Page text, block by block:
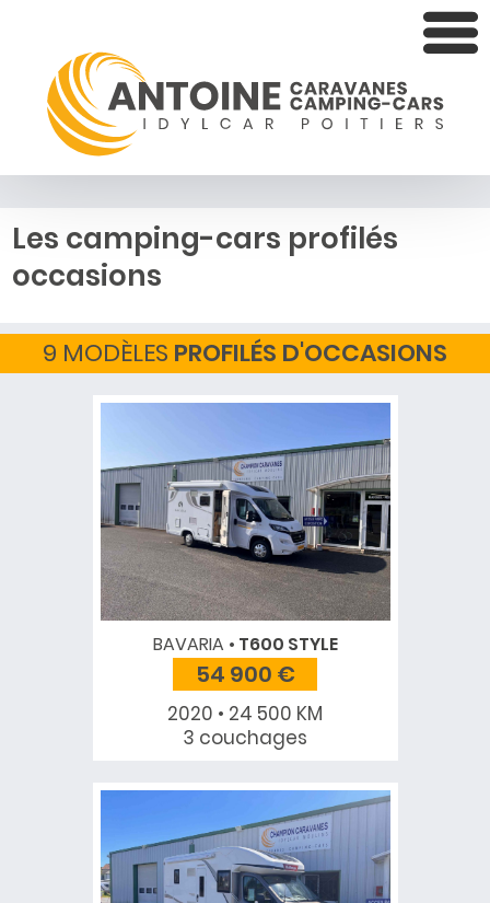
Les camping-cars profilés
occasions
9 MODÈLES PROFILÉS D'OCCASIONS
BAVARIA T600 STYLE
54 900 €
2020 • 24 500 KM
3 couchages